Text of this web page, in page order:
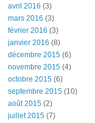
avril 2016 (3)
mars 2016 (3)
février 2016 (3)
janvier 2016 (8)
décembre 2015 (6)
novembre 2015 (4)
octobre 2015 (6)
septembre 2015 (10)
août 2015 (2)
juillet 2015 (7)